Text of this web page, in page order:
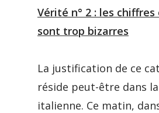
Vérité n° 2 : les chiffres
sont trop bizarres
La justification de ce
réside peut-être dans
italienne. Ce matin,